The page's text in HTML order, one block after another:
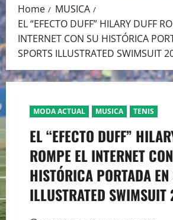
Home
MUSICA
EL “EFECTO DUFF” HILARY DUFF
INTERNET CON SU HISTÓRICA
SPORTS ILLUSTRATED SWIMSUIT
MODA ACTUAL MUSICA TENIS
EL “EFECTO DUFF”
ROMPE EL INTERNET
HISTÓRICA PORTADA
ILLUSTRATED